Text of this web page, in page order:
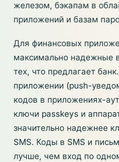
железом, бэкапам в
приложений и базам
Для финансовых
максимально надежные
тех, что предлагает
приложении (push-
кодов в приложениях-
ключи passkeys и
значительно надежнее
SMS. Коды в SMS и
лучше, чем вход по